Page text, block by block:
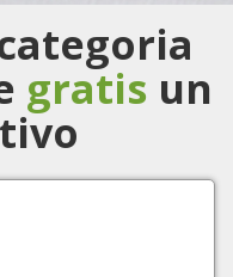
gratis un